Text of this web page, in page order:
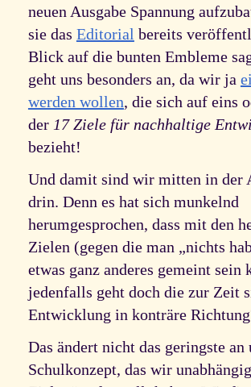
neuen Ausgabe Spannung
sie das Editorial bereits
Blick auf die bunten Embleme
geht uns besonders an, da wir ja
werden wollen, die sich auf eins
der 17 Ziele für nachhaltige
bezieht!
Und damit sind wir mitten in der
drin. Denn es hat sich munkelnd
herumgesprochen, dass mit den
Zielen (gegen die man „nichts
etwas ganz anderes gemeint sein
jedenfalls geht doch die zur Zeit
Entwicklung in konträre
Das ändert nicht das geringste an
Schulkonzept, das wir